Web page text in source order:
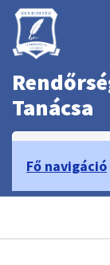
Ugrás
tartalomra
Tanácsa
Keresés
Fő navigáció